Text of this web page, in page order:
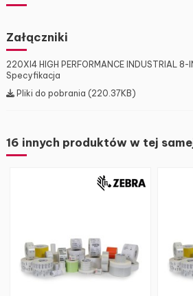
Załączniki
220XI4 HIGH PERFORMANCE INDUSTRIAL 8-
Specyfikacja
Pliki do pobrania (220.37KB)
16 innych produktów w tej